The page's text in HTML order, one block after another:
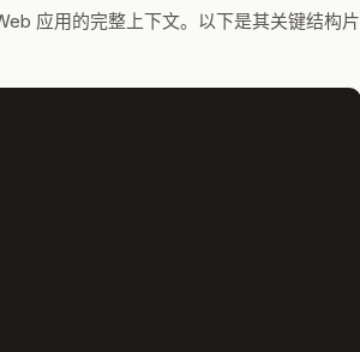
应用的完整上下文。以下是其关键结构片